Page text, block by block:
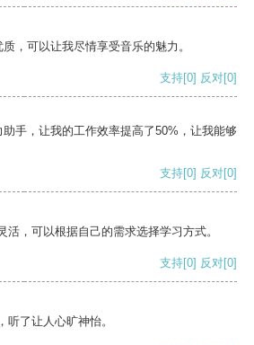
，可以让我尽情享受音乐的魅力。
支持[0] 反对[0]
手，让我的工作效率提高了50%，让我能够
支持[0] 反对[0]
活，可以根据自己的需求选择学习方式。
支持[0] 反对[0]
了让人心旷神怡。